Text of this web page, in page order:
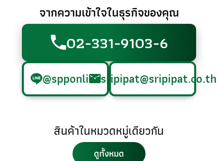
จากความเข้าใจในธุรกิจของคุณ
02-331-9103-6
@spponlinesripipat@sripipat.co.th
สินค้าในหมวดหมู่เดียวกัน
ดูทั้งหมด